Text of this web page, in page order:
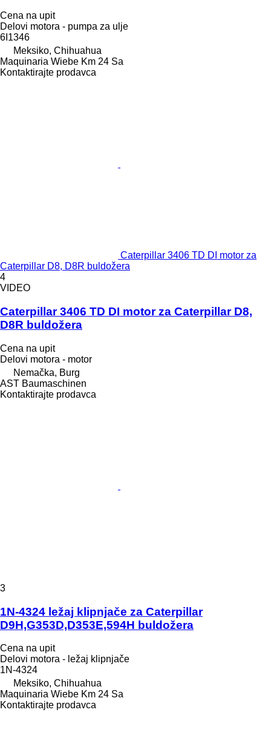
Cena na upit
Delovi motora - pumpa za ulje
6I1346
Meksiko, Chihuahua
Maquinaria Wiebe Km 24 Sa
Kontaktirajte prodavca
Caterpillar 3406 TD DI motor za
Caterpillar D8, D8R buldožera
4
VIDEO
Caterpillar 3406 TD DI motor za Caterpillar D8,
D8R buldožera
Cena na upit
Delovi motora - motor
Nemačka, Burg
AST Baumaschinen
Kontaktirajte prodavca
3
1N-4324 ležaj klipnjače za Caterpillar
D9H,G353D,D353E,594H buldožera
Cena na upit
Delovi motora - ležaj klipnjače
1N-4324
Meksiko, Chihuahua
Maquinaria Wiebe Km 24 Sa
Kontaktirajte prodavca